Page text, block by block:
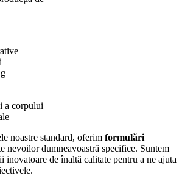
a corpului
noastre standard, oferim formulări
nevoilor dumneavoastră specifice. Suntem
inovatoare de înaltă calitate pentru a ne ajuta